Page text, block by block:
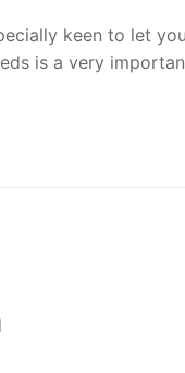
keen to let
is a very